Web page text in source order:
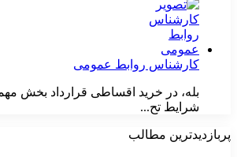
کارشناس روابط عمومی
بله، در خرید اقساطی قرارداد بخش
شرایط تح...
پربازدیدترین مطالب